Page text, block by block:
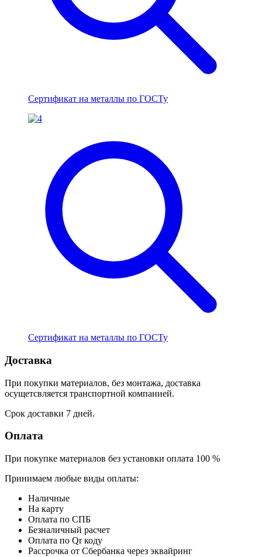
Сертификат на металлы по ГОСТу
Сертификат на металлы по ГОСТу
Доставка
При покупки материалов, без монтажа, доставка
осущетсвляется транспортной компанией.
Срок доставки 7 дней.
Оплата
При покупке материалов без установки оплата 100 %
Принимаем любые виды оплаты:
Наличные
На карту
Оплата по СПБ
Безналичный расчет
Оплата по Qr коду
Рассрочка от Сбербанка через эквайринг